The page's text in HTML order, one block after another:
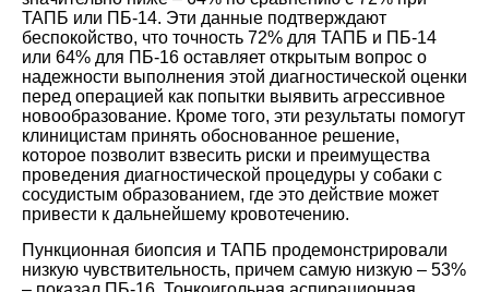
ТАПБ или ПБ-14. Эти данные подтверждают
беспокойство, что точность 72% для ТАПБ и ПБ-14
или 64% для ПБ-16 оставляет открытым вопрос о
надежности выполнения этой диагностической оценки
перед операцией как попытки выявить агрессивное
новообразование. Кроме того, эти результаты помогут
клиницистам принять обоснованное решение,
которое позволит взвесить риски и преимущества
проведения диагностической процедуры у собаки с
сосудистым образованием, где это действие может
привести к дальнейшему кровотечению.
Пункционная биопсия и ТАПБ продемонстрировали
низкую чувствительность, причем самую низкую – 53%